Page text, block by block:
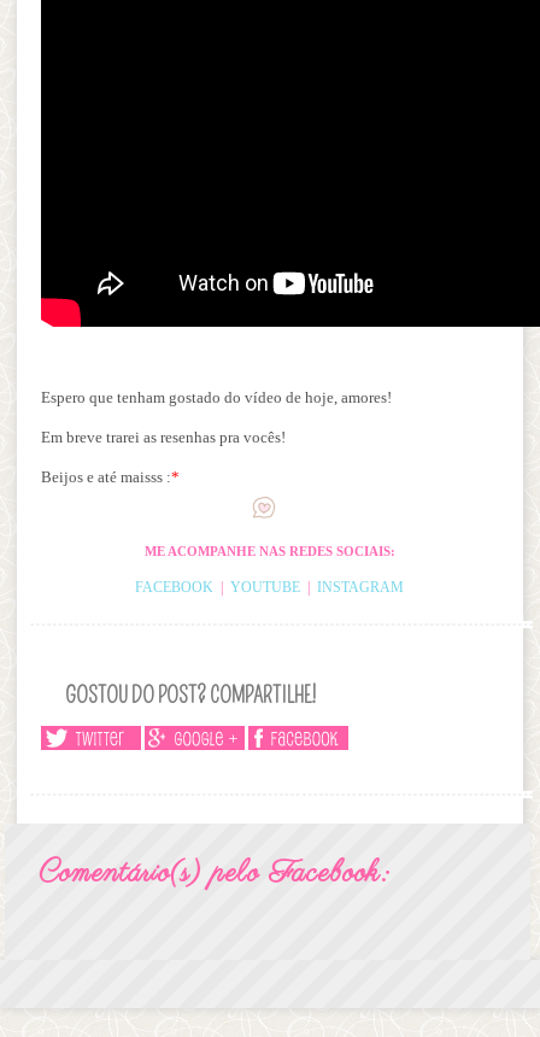
Espero que tenham gostado do vídeo de hoje, amores!
Em breve trarei as resenhas pra vocês!
Beijos e até maisss :*
ME ACOMPANHE NAS REDES SOCIAIS:
FACEBOOK |YOUTUBE |INSTAGRAM
GOSTOU DO POST? COMPARTILHE!
Comentário(s) pelo Facebook: